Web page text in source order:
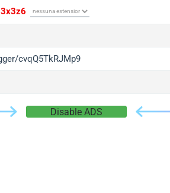
cvqQ5TkRJMp9
Disable ADS